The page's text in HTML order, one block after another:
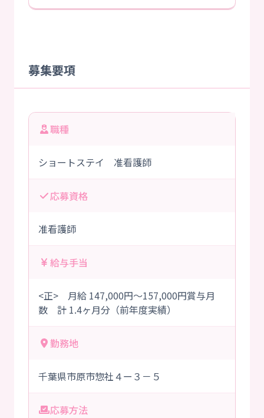
募集要項
職種
ショートステイ 准看護師
応募資格
准看護師
給与手当
<正> 月給 147,000円～157,000円賞与月
数 計 1.4ヶ月分（前年度実績）
勤務地
千葉県市原市惣社４ー３－５
応募方法